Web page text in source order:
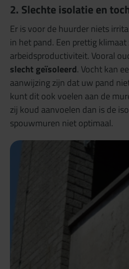
2. Slechte isolatie en
Er is voor de huurder niets
in het pand. Een prettig
arbeidsproductiviteit. Vooral
slecht geïsoleerd. Vocht kan
aanwijzing zijn dat uw pand
kunt dit ook voelen aan de
zij koud aanvoelen dan is de
spouwmuren niet optimaal.